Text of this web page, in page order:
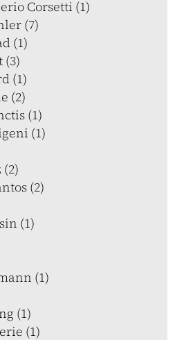
Corsetti (1)
(7)
(1)
(3)
(1)
(2)
(1)
(1)
(2)
(1)
(1)
(1)
(1)